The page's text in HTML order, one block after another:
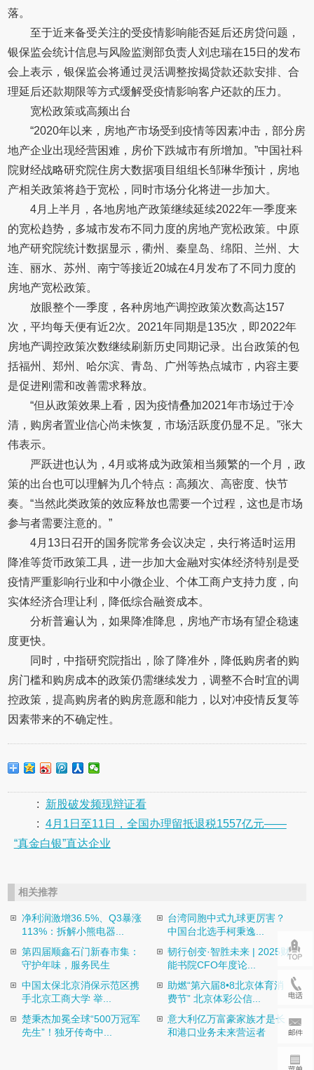
落。
至于近来备受关注的受疫情影响能否延后还房贷问题，
银保监会统计信息与风险监测部负责人刘忠瑞在15日的发布
会上表示，银保监会将通过灵活调整按揭贷款还款安排、合
理延后还款期限等方式缓解受疫情影响客户还款的压力。
宽松政策或高频出台
“2020年以来，房地产市场受到疫情等因素冲击，部分房
地产企业出现经营困难，房价下跌城市有所增加。”中国社科
院财经战略研究院住房大数据项目组组长邹琳华预计，房地
产相关政策将趋于宽松，同时市场分化将进一步加大。
4月上半月，各地房地产政策继续延续2022年一季度来
的宽松趋势，多城市发布不同力度的房地产宽松政策。中原
地产研究院统计数据显示，衢州、秦皇岛、绵阳、兰州、大
连、丽水、苏州、南宁等接近20城在4月发布了不同力度的
房地产宽松政策。
放眼整个一季度，各种房地产调控政策次数高达157
次，平均每天便有近2次。2021年同期是135次，即2022年
房地产调控政策次数继续刷新历史同期记录。出台政策的包
括福州、郑州、哈尔滨、青岛、广州等热点城市，内容主要
是促进刚需和改善需求释放。
“但从政策效果上看，因为疫情叠加2021年市场过于冷
清，购房者置业信心尚未恢复，市场活跃度仍显不足。”张大
伟表示。
严跃进也认为，4月或将成为政策相当频繁的一个月，政
策的出台也可以理解为几个特点：高频次、高密度、快节
奏。“当然此类政策的效应释放也需要一个过程，这也是市场
参与者需要注意的。”
4月13日召开的国务院常务会议决定，央行将适时运用
降准等货币政策工具，进一步加大金融对实体经济特别是受
疫情严重影响行业和中小微企业、个体工商户支持力度，向
实体经济合理让利，降低综合融资成本。
分析普遍认为，如果降准降息，房地产市场有望企稳速
度更快。
同时，中指研究院指出，除了降准外，降低购房者的购
房门槛和购房成本的政策仍需继续发力，调整不合时宜的调
控政策，提高购房者的购房意愿和能力，以对冲疫情反复等
因素带来的不确定性。
:
新股破发频现辩证看
: 4月1日至11日，全国办理留抵退税1557亿元——
“真金白银”直达企业
相关推荐
净利润激增36.5%、Q3暴涨
113%：拆解小熊电器...
台湾同胞中式九球更厉害？
中国台北选手柯秉逸...
第四届顺鑫石门新春市集：
守护年味，服务民生
韧行创变·智胜未来 | 2025财
能书院CFO年度论...
中国太保北京消保示范区携
手北京工商大学 举...
助燃“第六届8•8北京体育消
费节” 北京体彩公信...
楚秉杰加冕全球“500万冠军
先生”！独牙传奇中...
意大利亿万富豪家族才是长
和港口业务未来营运者